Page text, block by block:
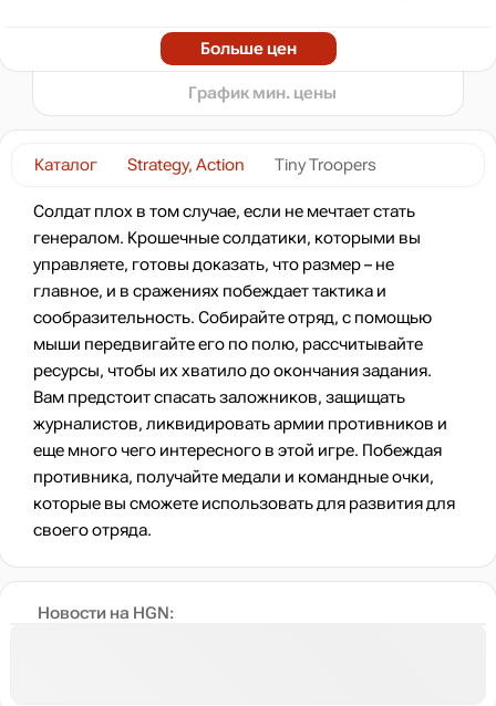
Новости на HGN:
Каталог Strategy, Action Tiny Troopers
Солдат плох в том случае, если не мечтает стать
генералом. Крошечные солдатики, которыми вы
управляете, готовы доказать, что размер – не
главное, и в сражениях побеждает тактика и
сообразительность. Собирайте отряд, с помощью
мыши передвигайте его по полю, рассчитывайте
ресурсы, чтобы их хватило до окончания задания.
Вам предстоит спасать заложников, защищать
журналистов, ликвидировать армии противников и
еще много чего интересного в этой игре. Побеждая
противника, получайте медали и командные очки,
которые вы сможете использовать для развития для
своего отряда.
нет в наличии
Больше цен
2024
График мин. цены